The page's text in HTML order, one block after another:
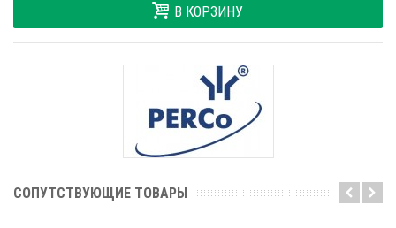
В КОРЗИНУ
СОПУТСТВУЮЩИЕ ТОВАРЫ